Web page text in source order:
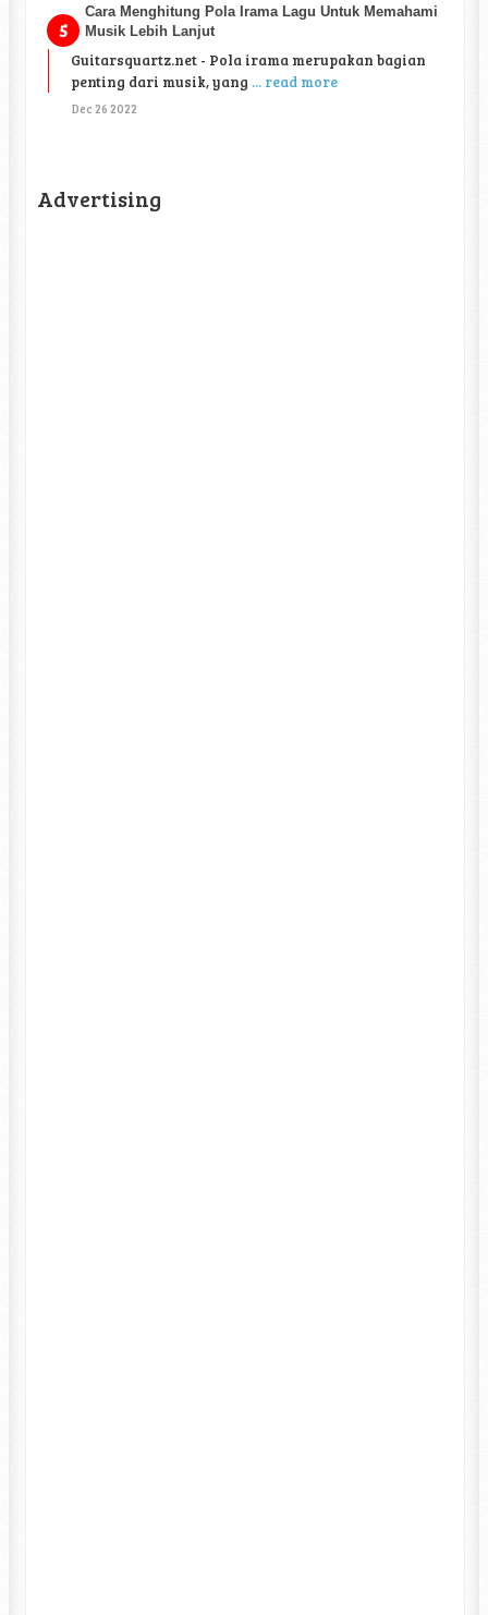
Cara Menghitung Pola Irama Lagu Untuk Memahami
Musik Lebih Lanjut
Guitarsquartz.net - Pola irama merupakan bagian
penting dari musik, yang ... read more
Dec 26 2022
Advertising